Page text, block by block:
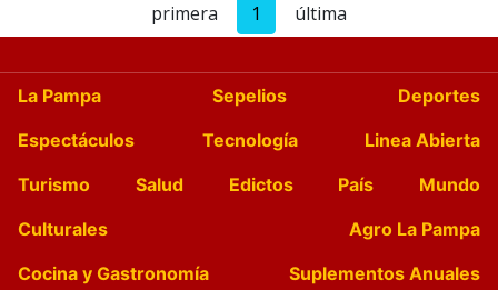
primera 1 última
La Pampa Sepelios
Deportes
Espectáculos
Tecnología
Linea Abierta
Turismo
Salud Edictos País
Mundo
Culturales
Agro La Pampa
Cocina y Gastronomía
Suplementos Anuales